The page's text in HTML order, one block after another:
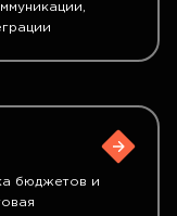
бюджетов и